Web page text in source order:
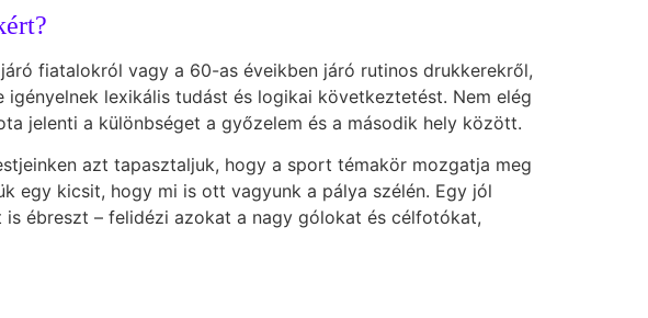
fiatalokról vagy a 60-as éveikben járó rutinos drukkerekről,
lexikális tudást és logikai következtetést. Nem elég
jelenti a különbséget a győzelem és a második hely között.
azt tapasztaljuk, hogy a sport témakör mozgatja meg
egy kicsit, hogy mi is ott vagyunk a pálya szélén. Egy jól
ébreszt – felidézi azokat a nagy gólokat és célfotókat,